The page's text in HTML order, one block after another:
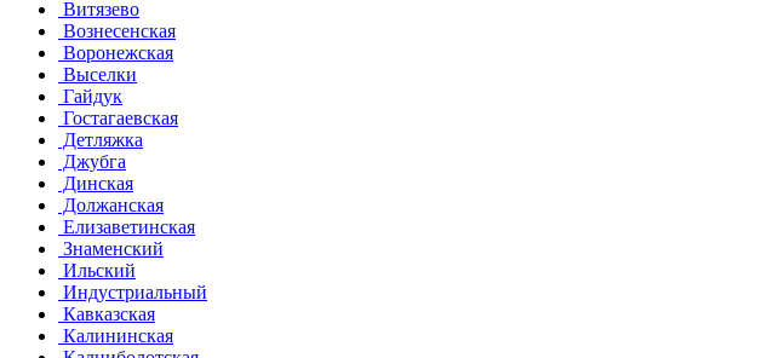
Витязево
Вознесенская
Воронежская
Выселки
Гайдук
Гостагаевская
Детляжка
Джубга
Динская
Должанская
Елизаветинская
Знаменский
Ильский
Индустриальный
Кавказская
Калининская